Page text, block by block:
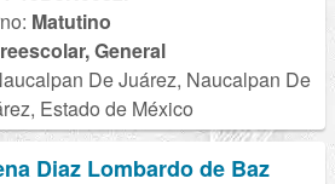
Matutino
General
De Juárez, Naucalpan De
Estado de México
Diaz Lombardo de Baz